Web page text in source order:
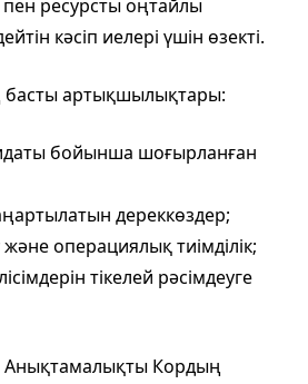
пен ресурсты оңтайлы
кәсіп иелері үшін өзекті.
артықшылықтары:
бойынша шоғырланған
дереккөздер;
операциялық тиімділік;
тікелей рәсімдеуге
Кордың